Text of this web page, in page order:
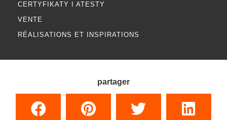
CERTYFIKATY I ATESTY
VENTE
RÉALISATIONS ET INSPIRATIONS
partager